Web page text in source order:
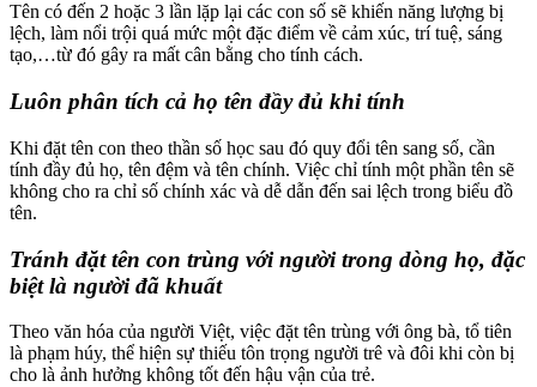
Tên có đến 2 hoặc 3 lần lặp lại các con số sẽ khiến năng lượng bị
lệch, làm nổi trội quá mức một đặc điểm về cảm xúc, trí tuệ, sáng
tạo,…từ đó gây ra mất cân bằng cho tính cách.
Luôn phân tích cả họ tên đầy đủ khi tính
Khi đặt tên con theo thần số học sau đó quy đổi tên sang số, cần
tính đầy đủ họ, tên đệm và tên chính. Việc chỉ tính một phần tên sẽ
không cho ra chỉ số chính xác và dễ dẫn đến sai lệch trong biểu đồ
tên.
Tránh đặt tên con trùng với người trong dòng họ, đặc
biệt là người đã khuất
Theo văn hóa của người Việt, việc đặt tên trùng với ông bà, tổ tiên
là phạm húy, thể hiện sự thiếu tôn trọng người trê và đôi khi còn bị
cho là ảnh hưởng không tốt đến hậu vận của trẻ.